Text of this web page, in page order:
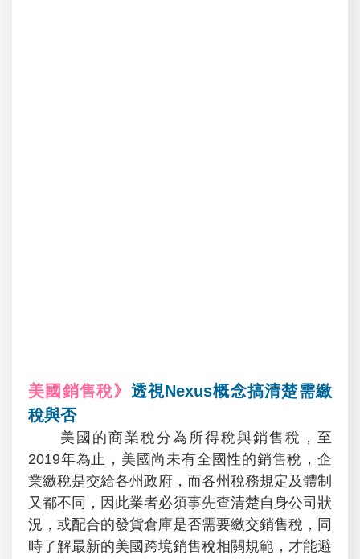
美國銷售稅》 透視Nexus概念搞清楚需繳
稅與否
美國的商業稅分為所得稅與銷售稅，至
2019年為止，美國尚未有全國性的銷售稅，企
業繳稅是交給各州政府，而各州稅務規定及體制
又都不同，因此業者必須事先查清楚自身公司狀
況，或配合的發貨倉庫是否需要繳交銷售稅，同
時了解最新的美國跨境銷售稅相關規範，才能避